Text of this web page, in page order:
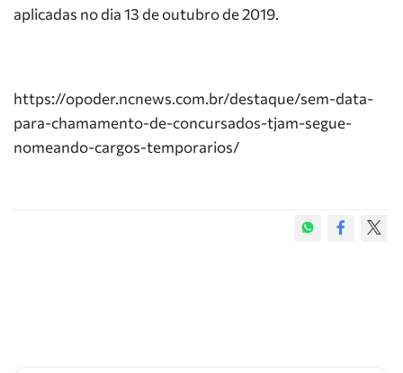
aplicadas no dia 13 de outubro de 2019.
https://opoder.ncnews.com.br/destaque/sem-data-
para-chamamento-de-concursados-tjam-segue-
nomeando-cargos-temporarios/